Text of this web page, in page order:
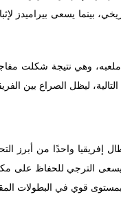
بينما يسعى بيراميدز
وهي نتيجة شكلت
ليظل الصراع بين
إفريقيا واحدًا من أبرز
يسعى الترجي للحفاظ على
بمستوى قوي في البطولات